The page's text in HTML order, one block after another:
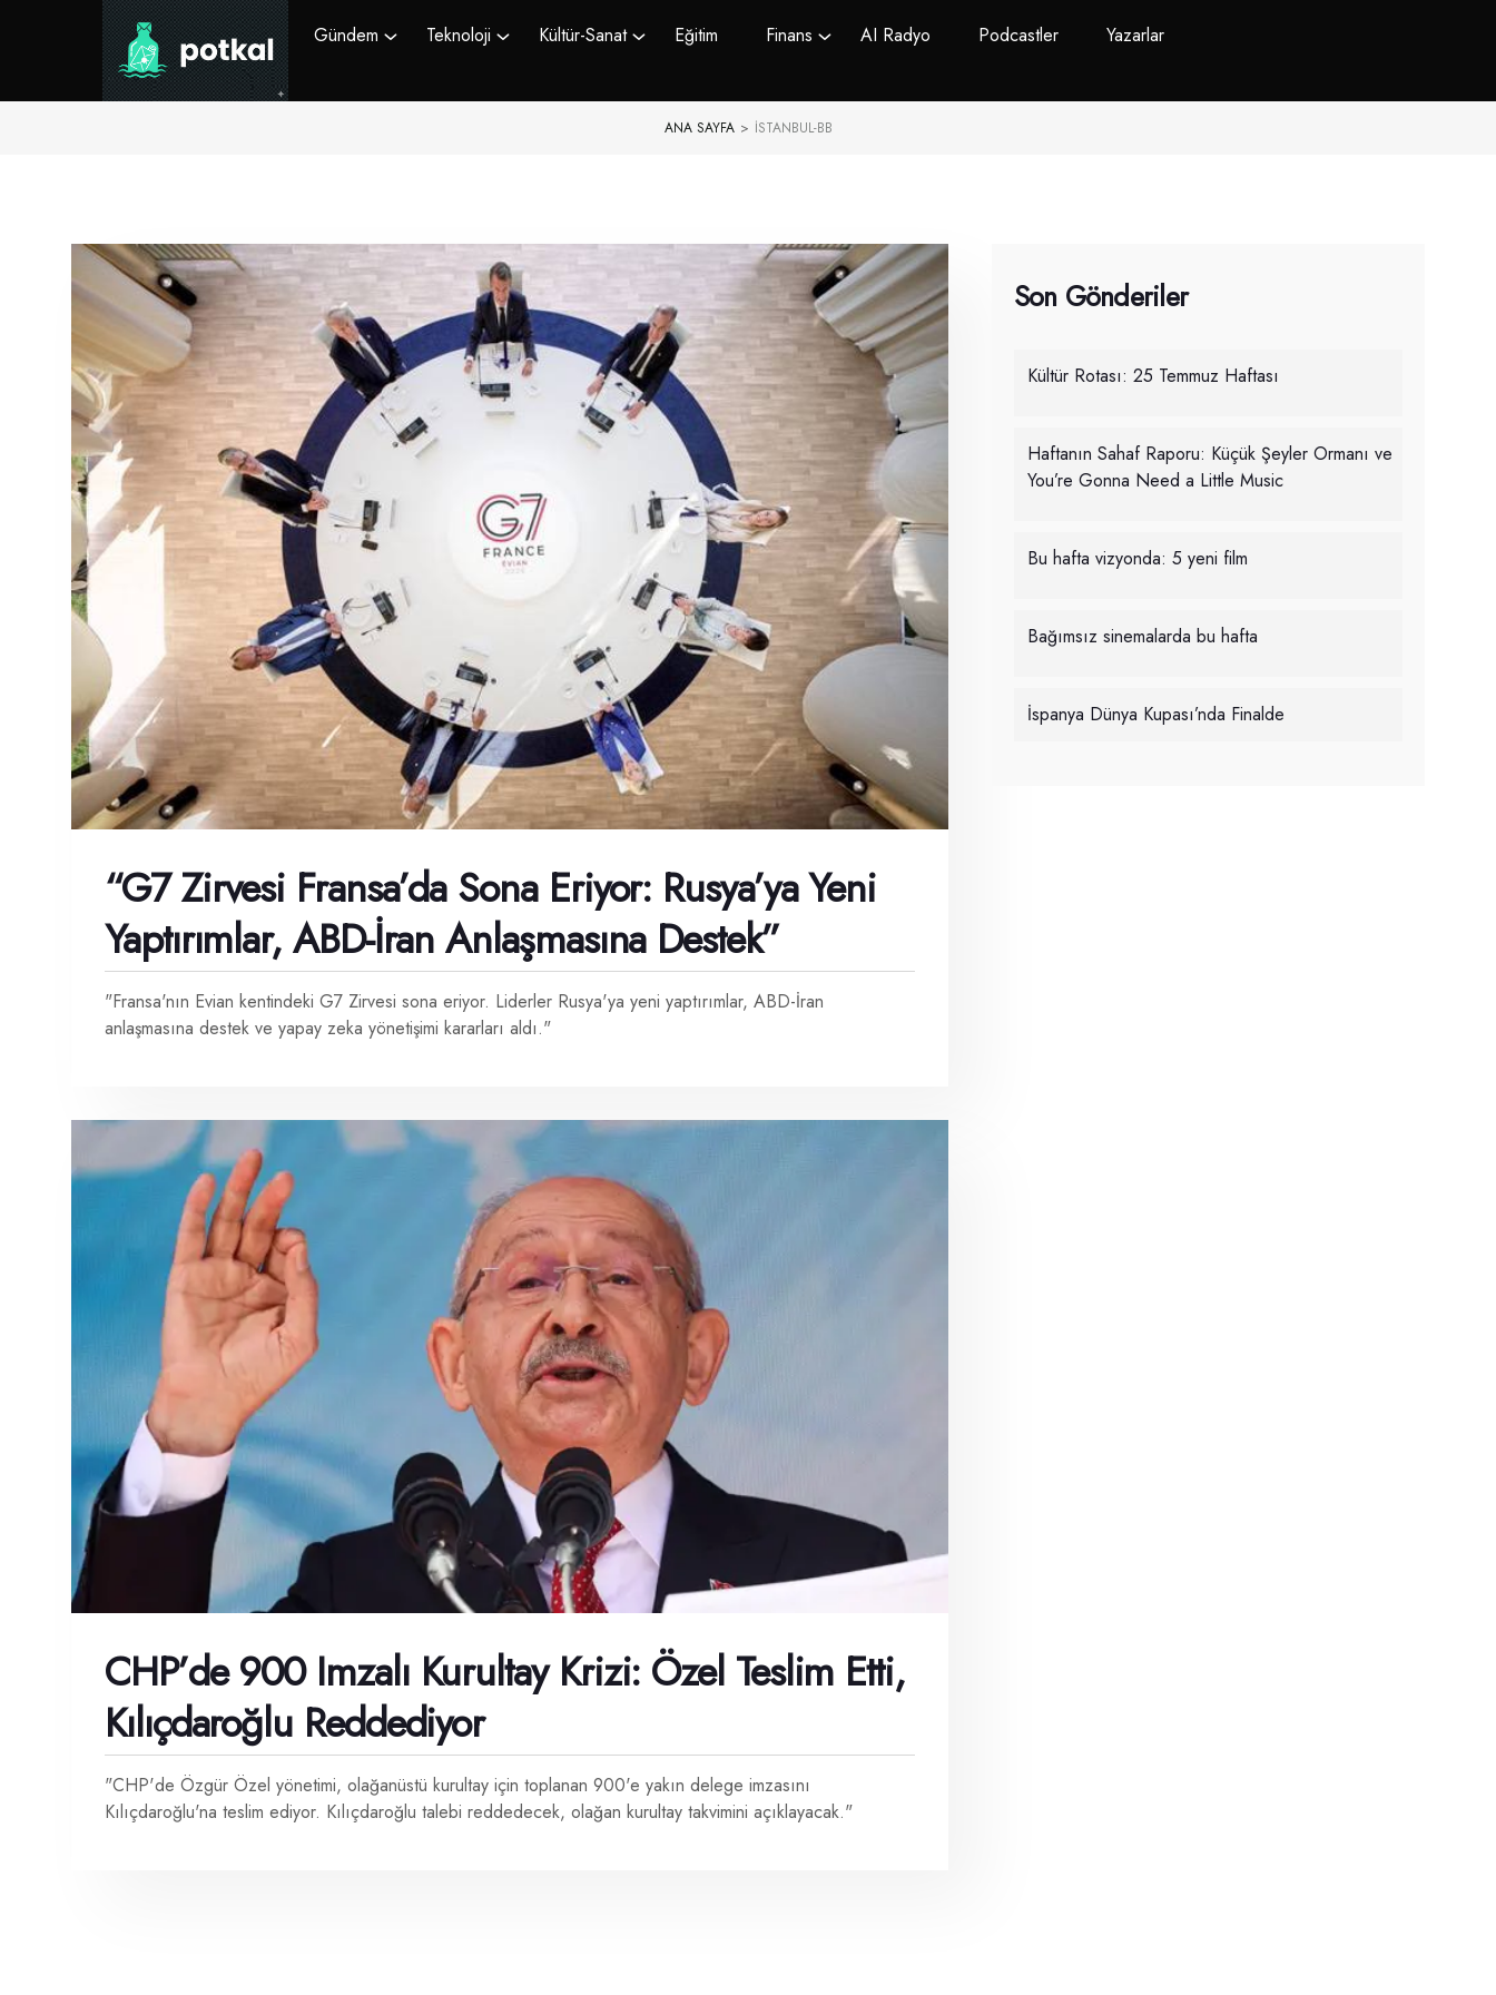
Gündem Teknoloji Kültür-Sanat Eğitim Finans AI Radyo Podcastler Yazarlar
ANA SAYFA > ISTANBUL-BB
“G7 Zirvesi Fransa’da Sona Eriyor: Rusya’ya Yeni
Yaptırımlar, ABD-İran Anlaşmasına Destek”
"Fransa'nın Evian kentindeki G7 Zirvesi sona eriyor. Liderler Rusya'ya yeni yaptırımlar, ABD-İran
anlaşmasına destek ve yapay zeka yönetişimi kararları aldı."
CHP’de 900 Imzalı Kurultay Krizi: Özel Teslim Etti,
Kılıçdaroğlu Reddediyor
"CHP'de Özgür Özel yönetimi, olağanüstü kurultay için toplanan 900'e yakın delege imzasını
Kılıçdaroğlu'na teslim ediyor. Kılıçdaroğlu talebi reddedecek, olağan kurultay takvimini açıklayacak."
Son Gönderiler
Kültür Rotası: 25 Temmuz Haftası
Haftanın Sahaf Raporu: Küçük Şeyler Ormanı ve
You’re Gonna Need a Little Music
Bu hafta vizyonda: 5 yeni film
Bağımsız sinemalarda bu hafta
İspanya Dünya Kupası’nda Finalde